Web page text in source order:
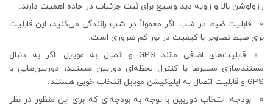
رزولوشن بالا و زاویه دید وسیع برای ثبت جزئیات در جاده اهمیت دارند.
قابلیت ضبط در شب: اگر معمولاً در شب رانندگی می‌کنید، این قابلیت
برای ضبط تصاویر با کیفیت در نور کم ضروری است.
قابلیت‌های اضافی مانند GPS و اتصال به موبایل: اگر به دنبال
مستندسازی مسیرها یا کنترل لحظه‌ای دوربین هستید، دوربین‌هایی با
GPS و قابلیت اتصال به اپلیکیشن موبایل انتخاب خوبی هستند.
بودجه: انتخاب دوربین با توجه به بودجه‌ای که برای این منظور در نظر